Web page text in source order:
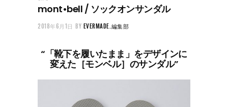
mont•bell / ソックオンサンダル
2018年6月1日 BY EVERMADE.編集部
“「靴下を履いたまま」をデザインに
変えた［モンベル］のサンダル”